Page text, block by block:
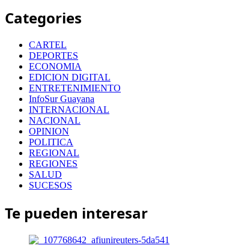
Categories
CARTEL
DEPORTES
ECONOMIA
EDICION DIGITAL
ENTRETENIMIENTO
InfoSur Guayana
INTERNACIONAL
NACIONAL
OPINION
POLITICA
REGIONAL
REGIONES
SALUD
SUCESOS
Te pueden interesar